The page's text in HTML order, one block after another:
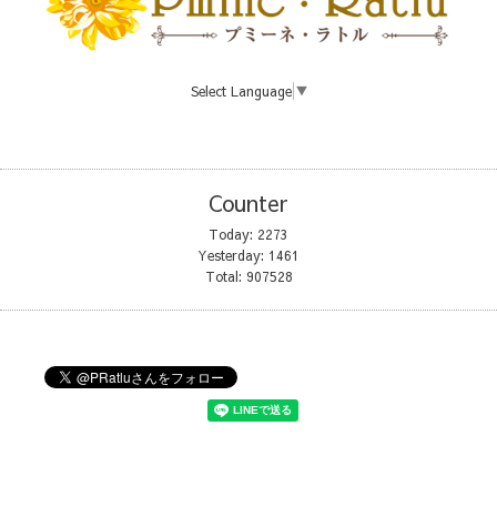
Select Language ▼
Counter
Today: 2273
Yesterday: 1461
Total: 907528